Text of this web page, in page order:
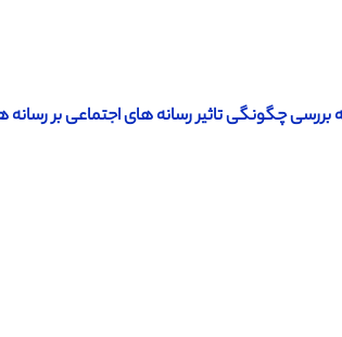
چگونگی تاثیر رسانه های اجتماعی بر رسانه های بازاریابی